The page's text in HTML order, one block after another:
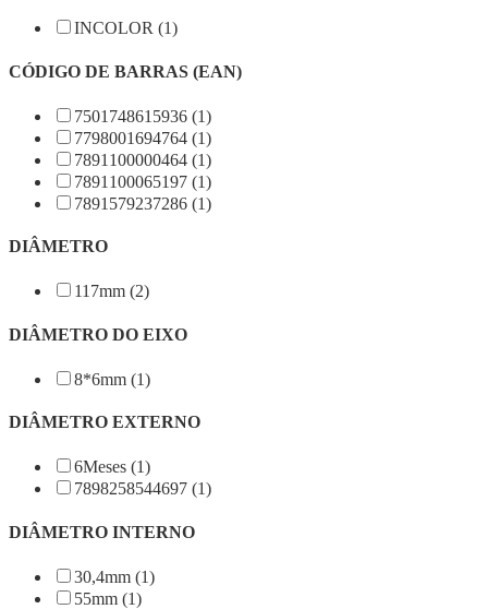
INCOLOR (1)
CÓDIGO DE BARRAS (EAN)
7501748615936 (1)
7798001694764 (1)
7891100000464 (1)
7891100065197 (1)
7891579237286 (1)
DIÂMETRO
117mm (2)
DIÂMETRO DO EIXO
8*6mm (1)
DIÂMETRO EXTERNO
6Meses (1)
7898258544697 (1)
DIÂMETRO INTERNO
30,4mm (1)
55mm (1)